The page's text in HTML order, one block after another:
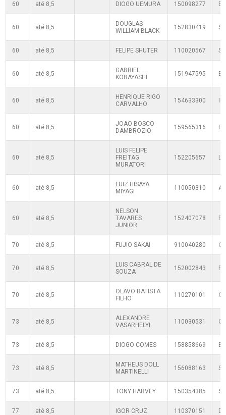
60 até 8,5 DIOGO UEMURA 150098277
60 até 8,5
DOUGLAS
WILLIAM BLACK
152830419
60 até 8,5 FELIPE SHUTER 110020567
60 até 8,5
GABRIEL
KOBAYASHI
151947595
60 até 8,5
HENRIQUE RIGO
CARVALHO
154633300
60 até 8,5
JOAO BOSCO
DAMBROZIO
159565316
60 até 8,5
LUIS FELIPE
FREITAG
MURATORI
152205657
60 até 8,5
LUIZ HISAYA
MIYAGI
110050310
60 até 8,5
NELSON
TAVARES
JUNIOR
152407078
70 até 8,5 FUJIO SAKAI 910040280
70 até 8,5
LUIS CABRAL DE
SOUZA
152002843
70 até 8,5
OLAVO BATISTA
FILHO
110270101
73 até 8,5
ALEXANDRE
VASARHELYI
110030531
73 até 8,5 DIOGO COMES 158858669
73 até 8,5
MATHEUS DOLL
MARTINELLI
156088163
73 até 8,5 TONY HARVEY 150354385
77 até 8,5 IGOR CRUZ 110370151